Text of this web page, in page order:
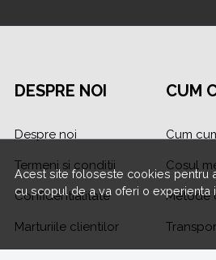
Acest site foloseste cookies pentru
cu scopul de a va oferi o experienta
DESPRE NOI
Despre noi
Termeni si conditii
Confidentialitate
Marturiile clientilor
CUM
Cum
Cosul
Metode